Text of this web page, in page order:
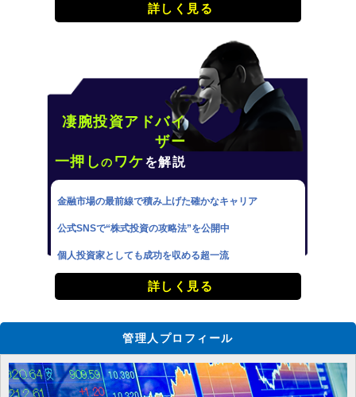
詳しく見る
凄腕投資アドバイ
ザー
一押しの ワケを解説
金融市場の最前線で積み上げた確かなキャリア
公式SNSで“株式投資の攻略法”を公開中
個人投資家としても成功を収める超一流
詳しく見る
管理人プロフィール